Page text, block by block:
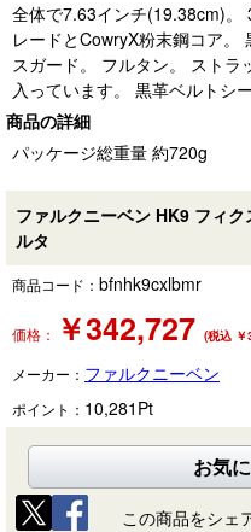
全体で7.63インチ(19.38cm)
レードとCowryX粉末鋼コア。
スガード。 フルタン。 ストラ
入っています。 黒革ベルトシ
商品の詳細
パッケージ総重量 約720g
ファルクニーベン HK9 フィ
ルタ
商品コード： bfnhk9cxlbmr
価格： ￥342,727 (税込
メーカー： ファルクニーベン
ポイント： 10,281 Pt
お気
この商品をシェ